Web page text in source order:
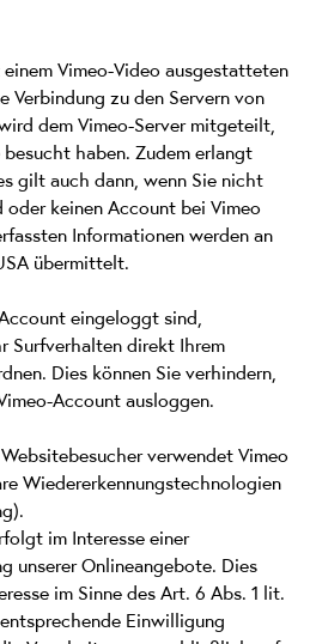
Vimeo-Video ausgestatteten
Verbindung zu den Servern von
dem Vimeo-Server mitgeteilt,
haben. Zudem erlangt
gilt auch dann, wenn Sie nicht
keinen Account bei Vimeo
Informationen werden an
übermittelt.
eingeloggt sind,
Surfverhalten direkt Ihrem
Dies können Sie verhindern,
Account ausloggen.
verwendet Vimeo
Wiedererkennungstechnologien
im Interesse einer
unserer Onlineangebote. Dies
im Sinne des Art. 6 Abs. 1 lit.
Einwilligung